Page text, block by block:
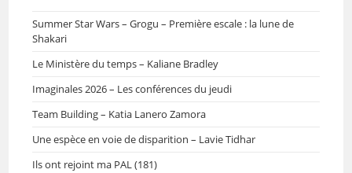
Summer Star Wars – Grogu – Première escale : la lune de
Shakari
Le Ministère du temps – Kaliane Bradley
Imaginales 2026 – Les conférences du jeudi
Team Building – Katia Lanero Zamora
Une espèce en voie de disparition – Lavie Tidhar
Ils ont rejoint ma PAL (181)